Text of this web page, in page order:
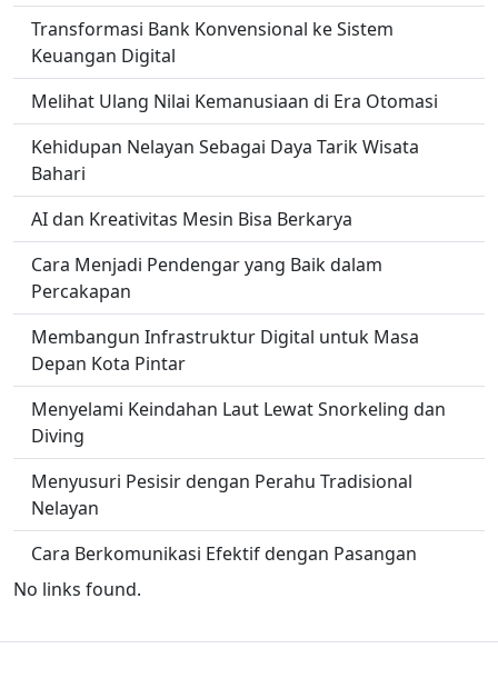
Transformasi Bank Konvensional ke Sistem
Keuangan Digital
Melihat Ulang Nilai Kemanusiaan di Era Otomasi
Kehidupan Nelayan Sebagai Daya Tarik Wisata
Bahari
AI dan Kreativitas Mesin Bisa Berkarya
Cara Menjadi Pendengar yang Baik dalam
Percakapan
Membangun Infrastruktur Digital untuk Masa
Depan Kota Pintar
Menyelami Keindahan Laut Lewat Snorkeling dan
Diving
Menyusuri Pesisir dengan Perahu Tradisional
Nelayan
Cara Berkomunikasi Efektif dengan Pasangan
No links found.